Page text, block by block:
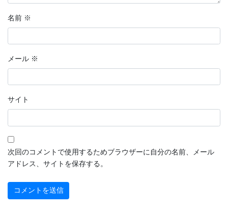
名前 ※
メール ※
サイト
次回のコメントで使用するためブラウザーに自分の名前、メール
アドレス、サイトを保存する。